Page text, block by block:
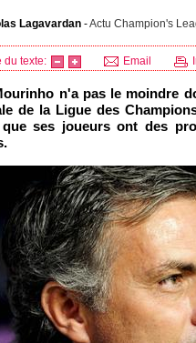
Lagavardan -Actu Champion's
du texte: Email
n'a pas le moindre
de la Ligue des
que ses joueurs ont des